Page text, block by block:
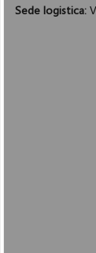
Sede logistica: